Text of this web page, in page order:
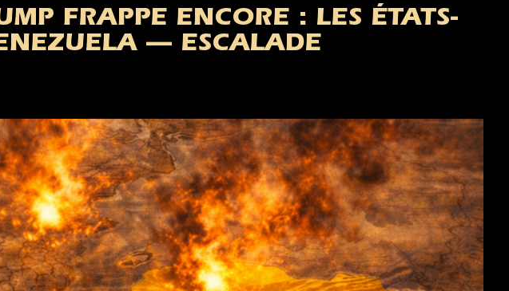
FRAPPE ENCORE : LES ÉTATS-
— ESCALADE